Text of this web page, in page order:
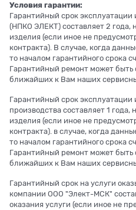
Условия гарантии:
Гарантийный срок
(НПКО ЭЛЕКТ) составляет 2 года,
изделия (если иное не
контракта). В случае, когда
то началом гарантийного срока
Гарантийный ремонт может
ближайших к Вам наших
Гарантийный срок эксплуатации
производства составляет 1
изделия (если иное не
контракта). в случае, когда
то началом гарантийного срока
Гарантийный ремонт может
ближайших к Вам наших
Гарантийный срок на услуги
компании ООО "Элект-МСК"
оказания услуги (если иное не